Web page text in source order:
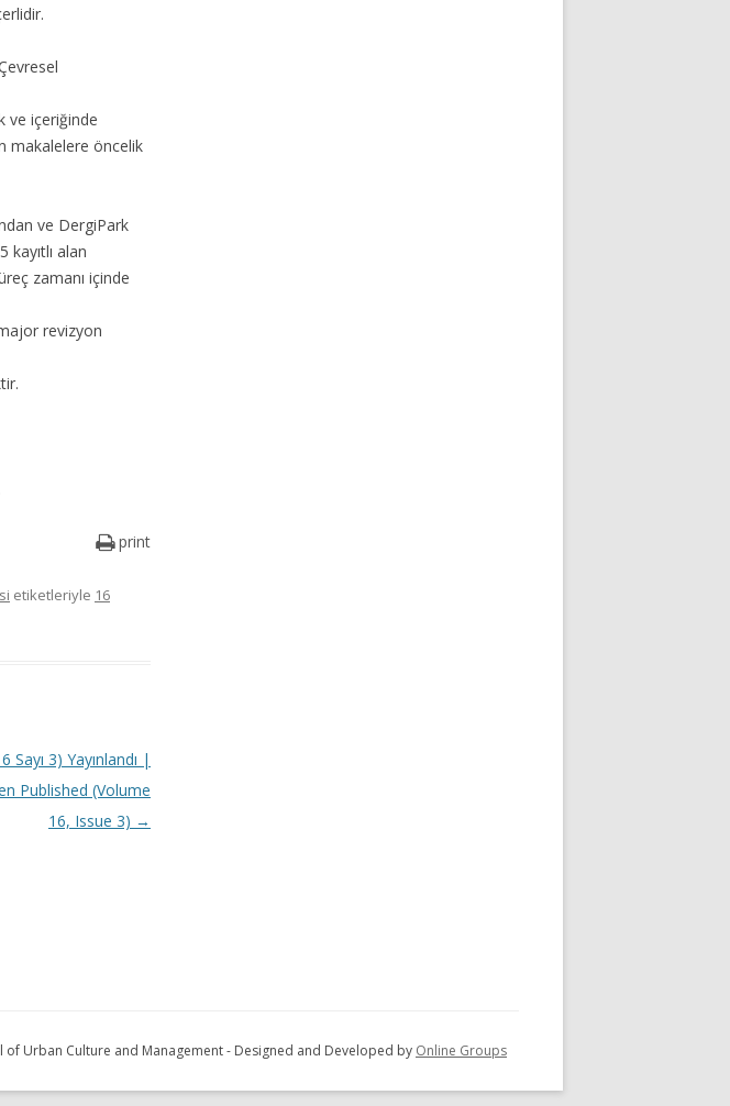
ve içeriğinde
makalelere öncelik
ve DergiPark
alan
zamanı içinde
revizyon
print
etiketleriyle 16
Sayı 3) Yayınlandı |
Published (Volume
16, Issue 3) →
Urban Culture and Management - Designed and Developed by Online Groups